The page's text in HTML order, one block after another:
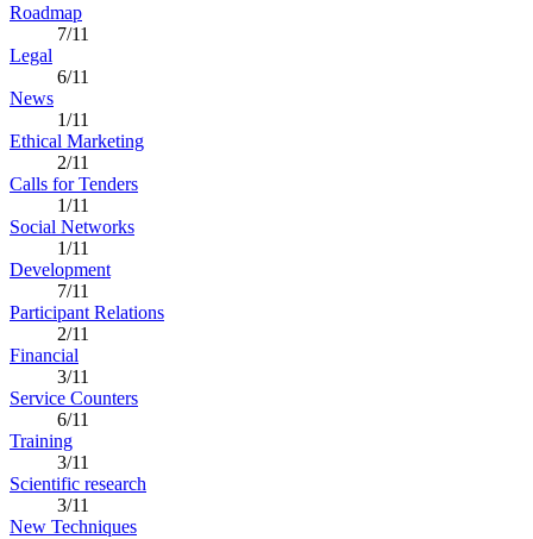
Roadmap
7/11
Legal
6/11
News
1/11
Ethical Marketing
2/11
Calls for Tenders
1/11
Social Networks
1/11
Development
7/11
Participant Relations
2/11
Financial
3/11
Service Counters
6/11
Training
3/11
Scientific research
3/11
New Techniques